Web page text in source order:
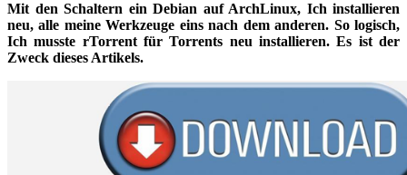
Mit den Schaltern ein Debian auf ArchLinux, Ich installieren
neu, alle meine Werkzeuge eins nach dem anderen. So logisch,
Ich musste rTorrent für Torrents neu installieren. Es ist der
Zweck dieses Artikels.